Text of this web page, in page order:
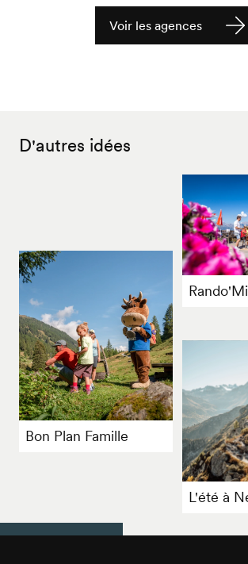
Voir les agences
D'autres idées
Bon Plan Famille
L'été à